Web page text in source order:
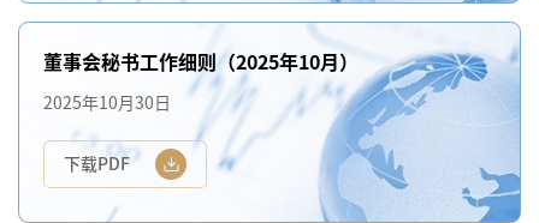
董事会秘书工作细则（2025年10月）
2025年10月30日
下载PDF